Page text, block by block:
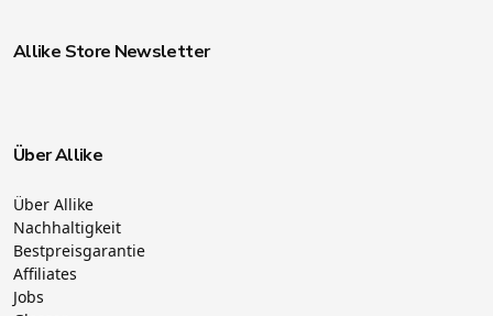
Allike Store Newsletter
Über Allike
Über Allike
Nachhaltigkeit
Bestpreisgarantie
Affiliates
Jobs